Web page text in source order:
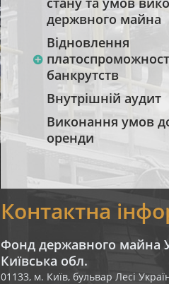
держвного майна
Відновлення
банкрутств
Внутрішній аудит
Виконання умов
оренди
Контактна
Фонд державного майна
Київська обл.
01133, м. Київ, бульвар Лесі